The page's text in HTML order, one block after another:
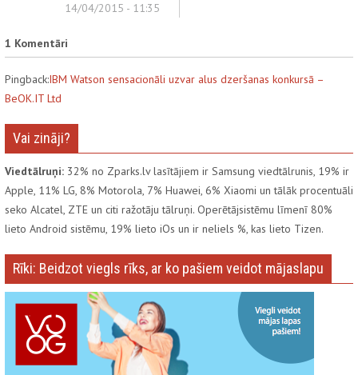
14/04/2015 - 11:35
1 Komentāri
Pingback:IBM Watson sensacionāli uzvar alus dzeršanas konkursā –
BeOK.IT Ltd
Vai zināji?
Viedtālruņi: 32% no Zparks.lv lasītājiem ir Samsung viedtālrunis, 19% ir
Apple, 11% LG, 8% Motorola, 7% Huawei, 6% Xiaomi un tālāk procentuāli
seko Alcatel, ZTE un citi ražotāju tālruņi. Operētājsistēmu līmenī 80%
lieto Android sistēmu, 19% lieto iOs un ir neliels %, kas lieto Tizen.
Rīki: Beidzot viegls rīks, ar ko pašiem veidot mājaslapu